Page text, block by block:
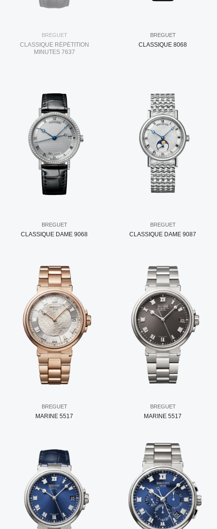
BREGUET
CLASSIQUE RÉPÉTITION
MINUTES 7637
BREGUET
CLASSIQUE 8068
BREGUET
CLASSIQUE DAME 9068
BREGUET
CLASSIQUE DAME 9087
BREGUET
MARINE 5517
BREGUET
MARINE 5517